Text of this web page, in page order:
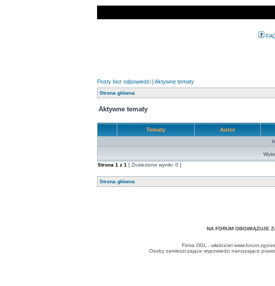
Posty bez odpowiedzi | Aktywne tematy
Strona główna
Aktywne tematy
Tematy Autor
Strona 1 z 1 [ Znalezione wyniki: 0 ]
Strona główna
NA FORUM OBOWIĄZUJE
Firma DGL - właściciel
Osoby zamieszczające wypowiedzi naruszające